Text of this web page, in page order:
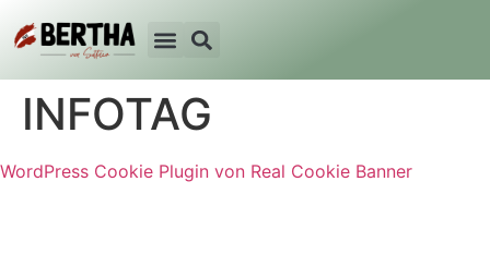
INFOTAG
WordPress Cookie Plugin von Real Cookie Banner